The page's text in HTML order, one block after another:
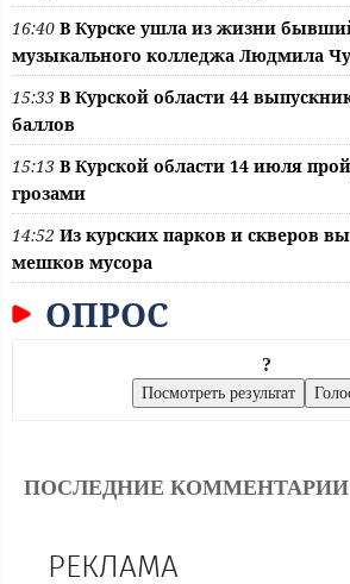
16:40 В Курске ушла из жизни
музыкального колледжа Людмила
15:33 В Курской области 44
баллов
15:13 В Курской области 14 июля
грозами
14:52 Из курских парков и скверов
мешков мусора
ОПРОС
?
ПОСЛЕДНИЕ КОММЕНТАРИИ
РЕКЛАМА